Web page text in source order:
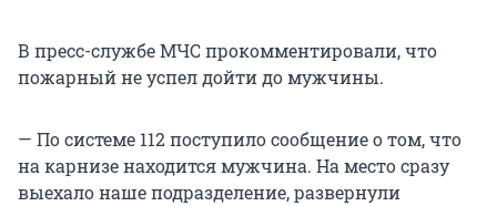
В пресс-службе МЧС прокомментировали, что
пожарный не успел дойти до мужчины.
— По системе 112 поступило сообщение о том, что
на карнизе находится мужчина. На место сразу
выехало наше подразделение, развернули